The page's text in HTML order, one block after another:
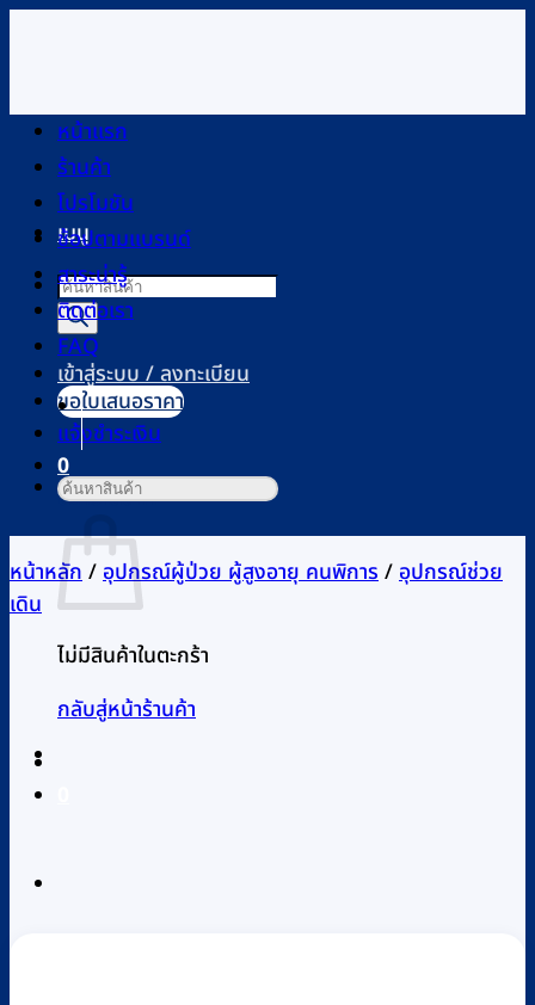
เนื้อหา
เมนู
Products
search
เข้าสู่ระบบ / ลงทะเบียน
0
ตะกร้าสินค้า
ไม่มีสินค้าในตะกร้า
กลับสู่หน้าร้านค้า
หน้าแรก
ร้านค้า
โปรโมชัน
ช้อปตามแบรนด์
สาระน่ารู้
ติดต่อเรา
FAQ
ขอใบเสนอราคา
แจ้งชำระเงิน
ค้นหา:
หน้าหลัก/อุปกรณ์ผู้ป่วย ผู้สูงอายุ คนพิการ/อุปกรณ์ช่วย
เดิน